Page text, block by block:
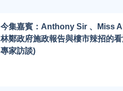
今集嘉賓：Anthony Sir 、Miss
林鄭政府施政報告與樓市辣招的
專家訪談)